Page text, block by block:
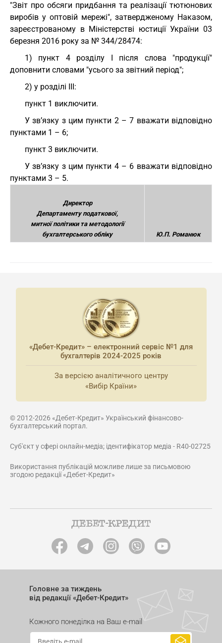
"Звіт про обсяги придбання та реалізації тютюнових
виробів у оптовій мережі", затвердженому Наказом,
зареєстрованому в Міністерстві юстиції України 03
березня 2016 року за № 344/28474:
1) пункт 4 розділу І після слова "продукції"
доповнити словами "усього за звітний період";
2) у розділі III:
пункт 1 виключити.
У зв’язку з цим пункти 2 – 7 вважати відповідно
пунктами 1 – 6;
пункт 3 виключити.
У зв’язку з цим пункти 4 – 6 вважати відповідно
пунктами 3 – 5.
Директор
Департаменту податкової,
митної політики та методології
бухгалтерського обліку
Ю.П. Романюк
«Дебет-Кредит» – електронний сервіс №1 для
бухгалтерів 2024-2025 років
За версією аналітичного центру
«Вибір Країни»
© 2012-2026 «Дебет-Кредит» Український фінансово-
бухгалтерський портал.
Суб'єкт у сфері онлайн-медіа; ідентифікатор медіа - R40-02725
Використання публікацій можливе лише за письмовою
згодою редакції «Дебет-Кредит»
Головне за тиждень
від редакції «Дебет-Кредит»
Кожного понеділка на Ваш e-mail